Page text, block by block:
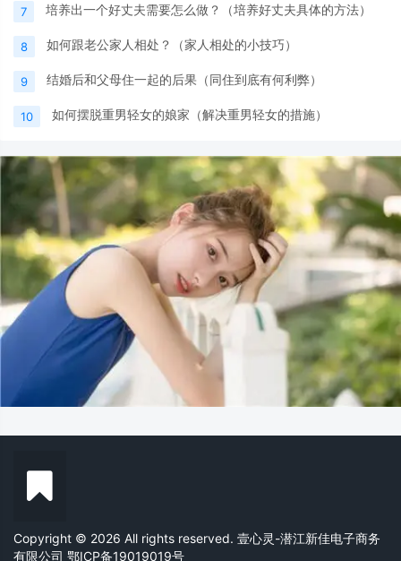
7 培养出一个好丈夫需要怎么做？（培养好丈夫具体的方法）
8 如何跟老公家人相处？（家人相处的小技巧）
9 结婚后和父母住一起的后果（同住到底有何利弊）
10 如何摆脱重男轻女的娘家（解决重男轻女的措施）
Copyright © 2026 All rights reserved. 壹心灵-潜江新佳电子商务
有限公司 鄂ICP备19019019号